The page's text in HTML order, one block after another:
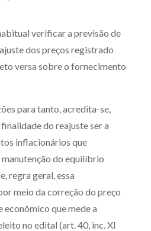
Fácil IA
Play
por Escrito
presenciais
in Company
verificar a previsão de
dos preços registrado
versa sobre o fornecimento
para tanto, acredita-se,
do reajuste ser a
inflacionários que
do equilíbrio
regra geral, essa
meio da correção do preço
econômico que mede a
no edital (art. 40, inc. XI